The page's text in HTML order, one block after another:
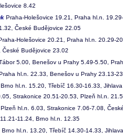
8.42
Praha-Holešovice 19.21, Praha hl.n.
České Budějovice 22.05
Holešovice 20.21, Praha hl.n. 20.29-
Budějovice 23.02
5.00, Benešov u Prahy 5.49-5.50,
hl.n. 22.33, Benešov u Prahy 23.13-
Brno hl.n. 15.20, Třebíč 16.30-16.33,
Strakonice 20.51-20.53, Plzeň hl.n.
Plzeň hl.n. 6.03, Strakonice 7.06-7.08,
11.24, Brno hl.n. 12.35
Brno hl.n. 13.20, Třebíč 14.30-14.33,